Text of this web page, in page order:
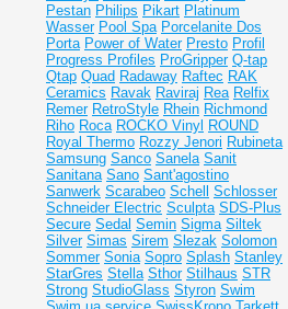
Pestan Philips Pikart Platinum
Wasser Pool Spa Porcelanite Dos
Porta Power of Water Presto Profil
Progress Profiles ProGripper Q-tap
Qtap Quad Radaway Raftec RAK
Ceramics Ravak Raviraj Rea Relfix
Remer RetroStyle Rhein Richmond
Riho Roca ROCKO Vinyl ROUND
Royal Thermo Rozzy Jenori Rubineta
Samsung Sanco Sanela Sanit
Sanitana Sano Sant'agostino
Sanwerk Scarabeo Schell
Schlosser
Schneider Electric Sculpta SDS-Plus
Secure Sedal Semin Sigma Siltek
Silver Simas Sirem Slezak Solomon
Sommer Sonia Sopro Splash Stanley
StarGres Stella Sthor Stilhaus STR
Strong StudioGlass Styron Swim